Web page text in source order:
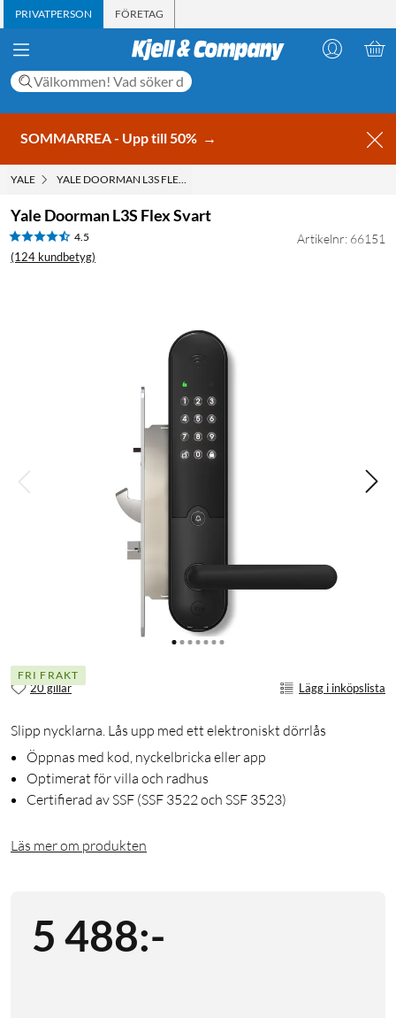
PRIVATPERSON FÖRETAG
SOMMARREA - Upp till 50% →
YALE YALE DOORMAN L3S FLEX SVART
Yale Doorman L3S Flex Svart
4.5
(124 kundbetyg)
Artikelnr: 66151
FRI FRAKT
20 gillar Lägg i inköpslista
Slipp nycklarna. Lås upp med ett elektroniskt dörrlås
Öppnas med kod, nyckelbricka eller app
Optimerat för villa och radhus
Certifierad av SSF (SSF 3522 och SSF 3523)
Läs mer om produkten
5 488:-